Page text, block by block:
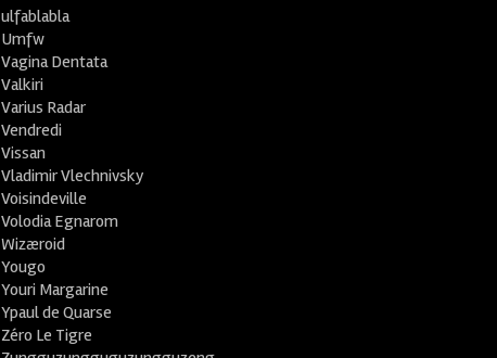
ulfablabla
Umfw
Vagina Dentata
Valkiri
Varius Radar
Vendredi
Vissan
Vladimir Vlechnivsky
Voisindeville
Volodia Egnarom
Wizæroid
Yougo
Youri Margarine
Ypaul de Quarse
Zéro Le Tigre